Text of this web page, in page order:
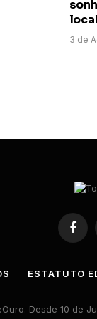
3 de
ESTATUTO
Desde 10 de